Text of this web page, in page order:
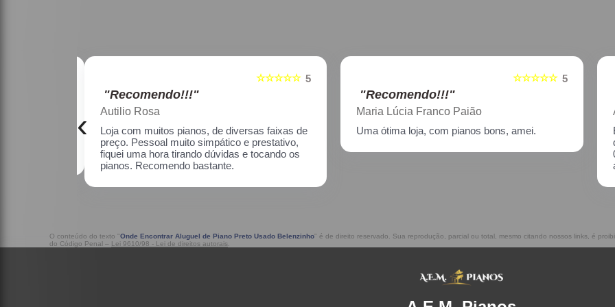
5
☆☆☆☆☆
"Recomendo!!!"
Maria Lúcia Franco Paião
Uma ótima loja, com pianos bons, amei.
5
☆☆☆☆☆
"Recomendo!!!"
Aline Nagata
Excelente atendimento!! Enviei um piano para
02/2021, incluindo o transporte. Muito
‹
O conteúdo do texto "Onde Encontrar Aluguel de Piano Preto Usado Belenzinho" é de direito reservado. Sua reprodução, parcial ou total, mesmo citando nossos links, é
do Código Penal – Lei 9610/98 - Lei de direitos autorais